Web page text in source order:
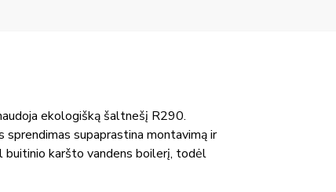
ekologišką šaltnešį R290.
supaprastina montavimą ir
buitinio karšto vandens boilerį, todėl